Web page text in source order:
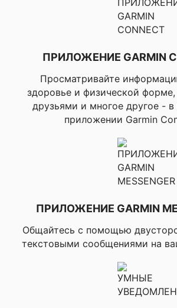
ПРИЛОЖЕНИЕ GARMIN
Просматривайте
здоровье и физической
друзьями и многое другое - в
приложении Garmin
ПРИЛОЖЕНИЕ GARMIN
Общайтесь с помощью
текстовыми сообщениями на